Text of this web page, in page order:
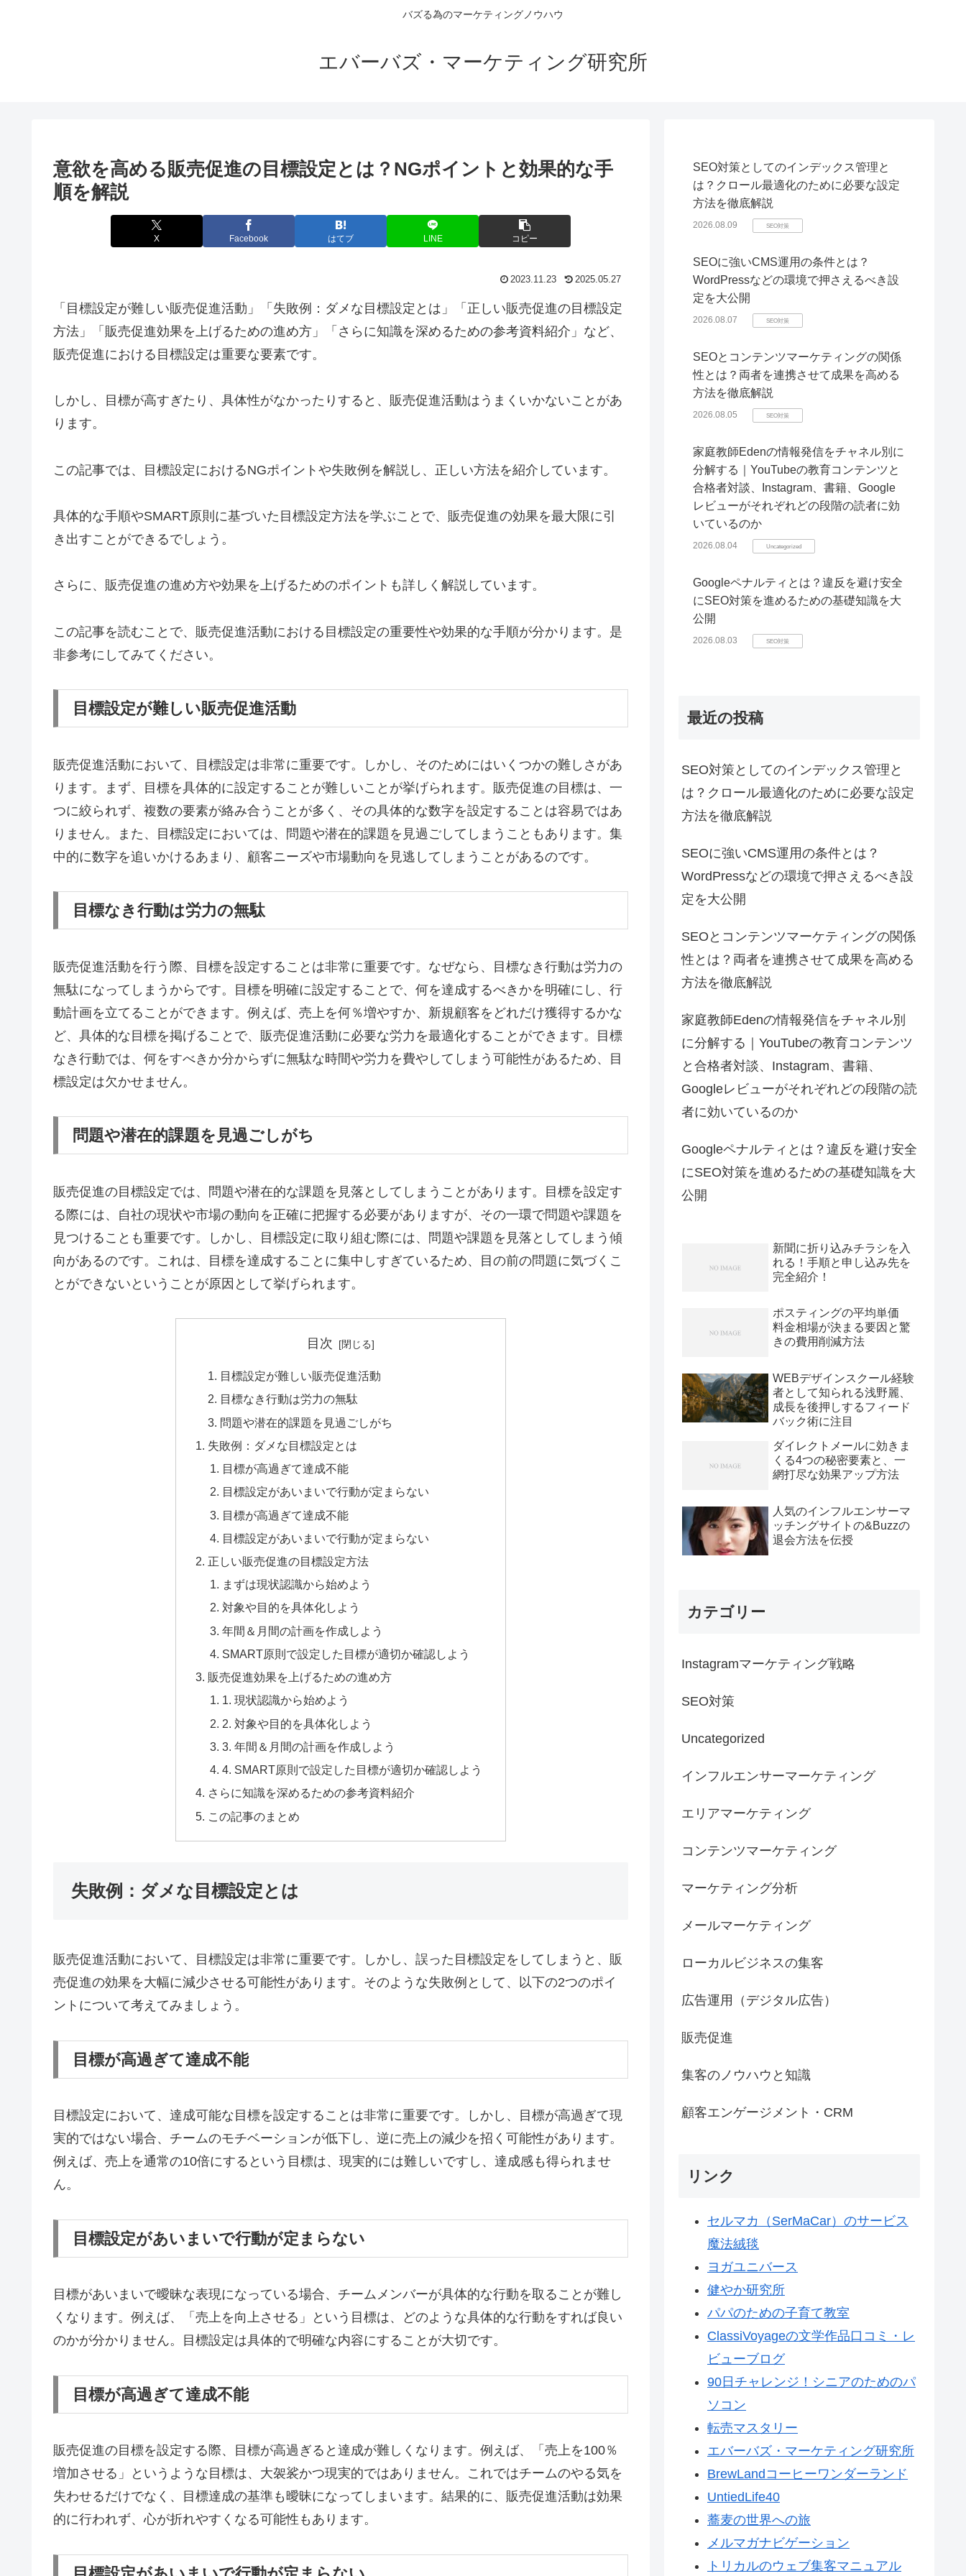
バズる為のマーケティングノウハウ
エバーバズ・マーケティング研究所
意欲を高める販売促進の目標設定とは？NGポイントと効果的な手
順を解説
X Facebook はてブ LINE コピー
2023.11.23 2025.05.27
「目標設定が難しい販売促進活動」「失敗例：ダメな目標設定とは」「正しい販売促進の目標設定
方法」「販売促進効果を上げるための進め方」「さらに知識を深めるための参考資料紹介」など、
販売促進における目標設定は重要な要素です。
しかし、目標が高すぎたり、具体性がなかったりすると、販売促進活動はうまくいかないことがあ
ります。
この記事では、目標設定におけるNGポイントや失敗例を解説し、正しい方法を紹介しています。
具体的な手順やSMART原則に基づいた目標設定方法を学ぶことで、販売促進の効果を最大限に引
き出すことができるでしょう。
さらに、販売促進の進め方や効果を上げるためのポイントも詳しく解説しています。
この記事を読むことで、販売促進活動における目標設定の重要性や効果的な手順が分かります。是
非参考にしてみてください。
目標設定が難しい販売促進活動
販売促進活動において、目標設定は非常に重要です。しかし、そのためにはいくつかの難しさがあ
ります。まず、目標を具体的に設定することが難しいことが挙げられます。販売促進の目標は、一
つに絞られず、複数の要素が絡み合うことが多く、その具体的な数字を設定することは容易ではあ
りません。また、目標設定においては、問題や潜在的課題を見過ごしてしまうこともあります。集
中的に数字を追いかけるあまり、顧客ニーズや市場動向を見逃してしまうことがあるのです。
目標なき行動は労力の無駄
販売促進活動を行う際、目標を設定することは非常に重要です。なぜなら、目標なき行動は労力の
無駄になってしまうからです。目標を明確に設定することで、何を達成するべきかを明確にし、行
動計画を立てることができます。例えば、売上を何％増やすか、新規顧客をどれだけ獲得するかな
ど、具体的な目標を掲げることで、販売促進活動に必要な労力を最適化することができます。目標
なき行動では、何をすべきか分からずに無駄な時間や労力を費やしてしまう可能性があるため、目
標設定は欠かせません。
問題や潜在的課題を見過ごしがち
販売促進の目標設定では、問題や潜在的な課題を見落としてしまうことがあります。目標を設定す
る際には、自社の現状や市場の動向を正確に把握する必要がありますが、その一環で問題や課題を
見つけることも重要です。しかし、目標設定に取り組む際には、問題や課題を見落としてしまう傾
向があるのです。これは、目標を達成することに集中しすぎているため、目の前の問題に気づくこ
とができないということが原因として挙げられます。
目次
目標設定が難しい販売促進活動
目標なき行動は労力の無駄
問題や潜在的課題を見過ごしがち
失敗例：ダメな目標設定とは
目標が高過ぎて達成不能
目標設定があいまいで行動が定まらない
目標が高過ぎて達成不能
目標設定があいまいで行動が定まらない
正しい販売促進の目標設定方法
まずは現状認識から始めよう
対象や目的を具体化しよう
年間＆月間の計画を作成しよう
SMART原則で設定した目標が適切か確認しよう
販売促進効果を上げるための進め方
1. 現状認識から始めよう
2. 対象や目的を具体化しよう
3. 年間＆月間の計画を作成しよう
4. SMART原則で設定した目標が適切か確認しよう
さらに知識を深めるための参考資料紹介
この記事のまとめ
失敗例：ダメな目標設定とは
販売促進活動において、目標設定は非常に重要です。しかし、誤った目標設定をしてしまうと、販
売促進の効果を大幅に減少させる可能性があります。そのような失敗例として、以下の2つのポイ
ントについて考えてみましょう。
目標が高過ぎて達成不能
目標設定において、達成可能な目標を設定することは非常に重要です。しかし、目標が高過ぎて現
実的ではない場合、チームのモチベーションが低下し、逆に売上の減少を招く可能性があります。
例えば、売上を通常の10倍にするという目標は、現実的には難しいですし、達成感も得られませ
ん。
目標設定があいまいで行動が定まらない
目標があいまいで曖昧な表現になっている場合、チームメンバーが具体的な行動を取ることが難し
くなります。例えば、「売上を向上させる」という目標は、どのような具体的な行動をすれば良い
のかが分かりません。目標設定は具体的で明確な内容にすることが大切です。
目標が高過ぎて達成不能
販売促進の目標を設定する際、目標が高過ぎると達成が難しくなります。例えば、「売上を100％
増加させる」というような目標は、大袈裟かつ現実的ではありません。これではチームのやる気を
失わせるだけでなく、目標達成の基準も曖昧になってしまいます。結果的に、販売促進活動は効果
的に行われず、心が折れやすくなる可能性もあります。
SEO対策としてのインデックス管理と
は？クロール最適化のために必要な設定
方法を徹底解説
2026.08.09 SEO対策
SEOに強いCMS運用の条件とは？
WordPressなどの環境で押さえるべき設
定を大公開
2026.08.07 SEO対策
SEOとコンテンツマーケティングの関係
性とは？両者を連携させて成果を高める
方法を徹底解説
2026.08.05 SEO対策
家庭教師Edenの情報発信をチャネル別に
分解する｜YouTubeの教育コンテンツと
合格者対談、Instagram、書籍、Google
レビューがそれぞれどの段階の読者に効
いているのか
2026.08.04 Uncategorized
Googleペナルティとは？違反を避け安全
にSEO対策を進めるための基礎知識を大
公開
2026.08.03 SEO対策
最近の投稿
SEO対策としてのインデックス管理と
は？クロール最適化のために必要な設定
方法を徹底解説
SEOに強いCMS運用の条件とは？
WordPressなどの環境で押さえるべき設
定を大公開
SEOとコンテンツマーケティングの関係
性とは？両者を連携させて成果を高める
方法を徹底解説
家庭教師Edenの情報発信をチャネル別
に分解する｜YouTubeの教育コンテンツ
と合格者対談、Instagram、書籍、
Googleレビューがそれぞれどの段階の読
者に効いているのか
Googleペナルティとは？違反を避け安全
にSEO対策を進めるための基礎知識を大
公開
新聞に折り込みチラシを入
れる！手順と申し込み先を
完全紹介！
ポスティングの平均単価
料金相場が決まる要因と驚
きの費用削減方法
WEBデザインスクール経験
者として知られる浅野麗、
成長を後押しするフィード
バック術に注目
ダイレクトメールに効きま
くる4つの秘密要素と、一
網打尽な効果アップ方法
人気のインフルエンサーマ
ッチングサイトの&Buzzの
退会方法を伝授
カテゴリー
Instagramマーケティング戦略
SEO対策
Uncategorized
インフルエンサーマーケティング
エリアマーケティング
コンテンツマーケティング
マーケティング分析
メールマーケティング
ローカルビジネスの集客
広告運用（デジタル広告）
販売促進
集客のノウハウと知識
顧客エンゲージメント・CRM
リンク
セルマカ（SerMaCar）のサービス
魔法絨毯
ヨガユニバース
健やか研究所
パパのための子育て教室
ClassiVoyageの文学作品口コミ・レ
ビューブログ
90日チャレンジ！シニアのためのパ
ソコン
転売マスタリー
エバーバズ・マーケティング研究所
BrewLandコーヒーワンダーランド
UntiedLife40
蕎麦の世界への旅
メルマガナビゲーション
トリカルのウェブ集客マニュアル